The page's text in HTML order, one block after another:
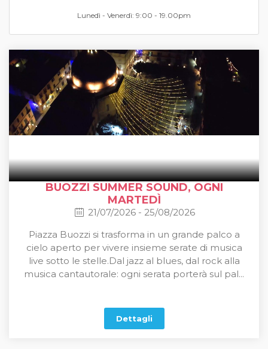
Lunedì - Venerdì: 9:00 - 19.00pm
BUOZZI SUMMER SOUND, OGNI
MARTEDÌ
21/07/2026 - 25/08/2026
Piazza Buozzi si trasforma in un grande palco a
cielo aperto per vivere insieme serate di musica
live sotto le stelle.Dal jazz al blues, dal rock alla
musica cantautorale: ogni serata porterà sul pal...
Dettagli